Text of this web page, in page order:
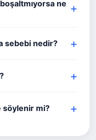
ne
sebebi nedir?
söylenir mi?